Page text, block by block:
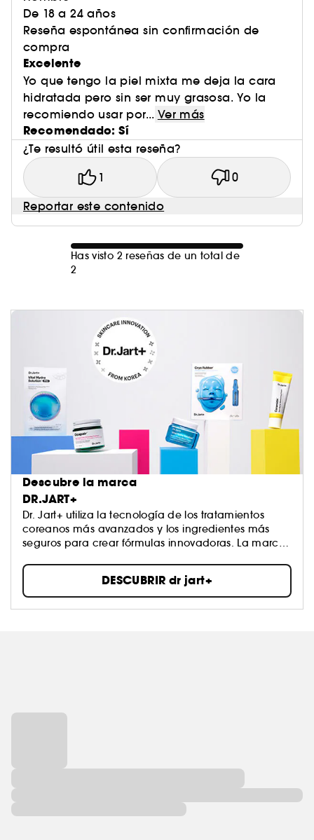
De 18 a 24 años
Reseña espontánea sin confirmación de
compra
Excelente
Yo que tengo la piel mixta me deja la cara
hidratada pero sin ser muy grasosa. Yo la
recomiendo usar por... Ver más
Recomendado: Sí
¿Te resultó útil esta reseña?
1 0
Reportar este contenido
Has visto 2 reseñas de un total de
2
Descubre la marca
DR.JART+
Dr. Jart+ utiliza la tecnología de los tratamientos
coreanos más avanzados y los ingredientes más
seguros para crear fórmulas innovadoras. La marca
con artistas, diseñadores y expertos en tecnología.
Todo esto para crear productos únicos que son
eficaces, modernos ¡y muy chulos!
DESCUBRIR dr jart+